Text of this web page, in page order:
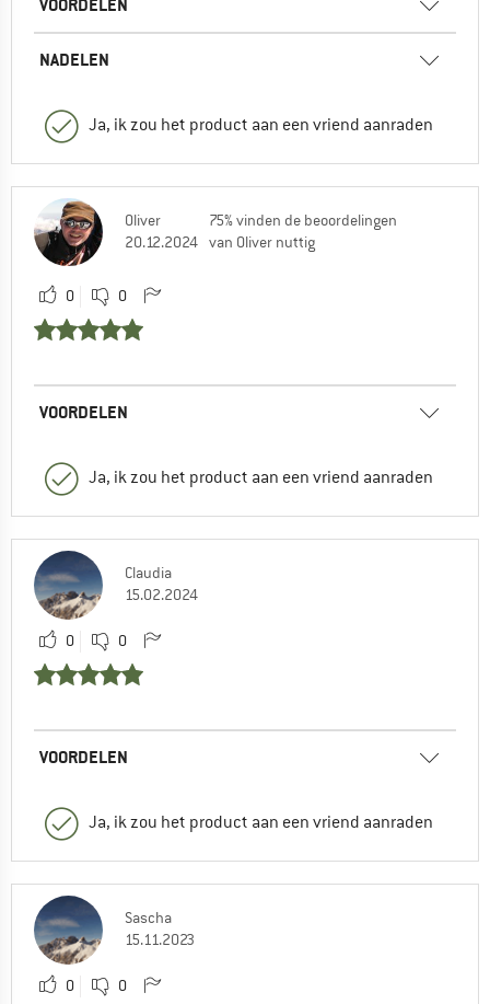
VOORDELEN
NADELEN
Ja, ik zou het product aan een vriend aanraden
Oliver
20.12.2024
75% vinden de beoordelingen
van Oliver nuttig
0 0
VOORDELEN
Ja, ik zou het product aan een vriend aanraden
Claudia
15.02.2024
0 0
VOORDELEN
Ja, ik zou het product aan een vriend aanraden
Sascha
15.11.2023
0 0